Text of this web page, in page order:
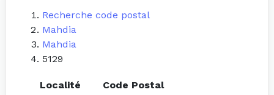
Recherche code postal
Mahdia
Mahdia
5129
Localité
Code Postal